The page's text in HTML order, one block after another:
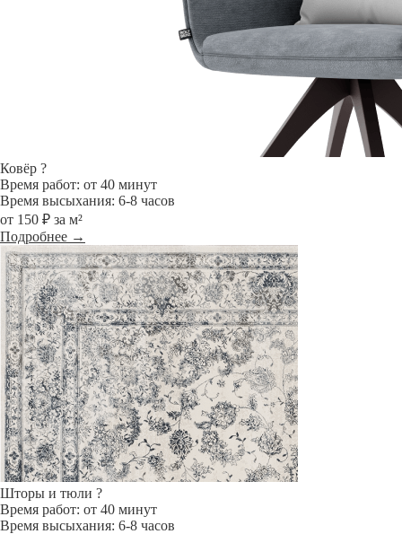
Ковёр ?
Время работ: от 40 минут
Время высыхания: 6-8 часов
от 150 ₽ за м²
Подробнее →
Шторы и тюли ?
Время работ: от 40 минут
Время высыхания: 6-8 часов